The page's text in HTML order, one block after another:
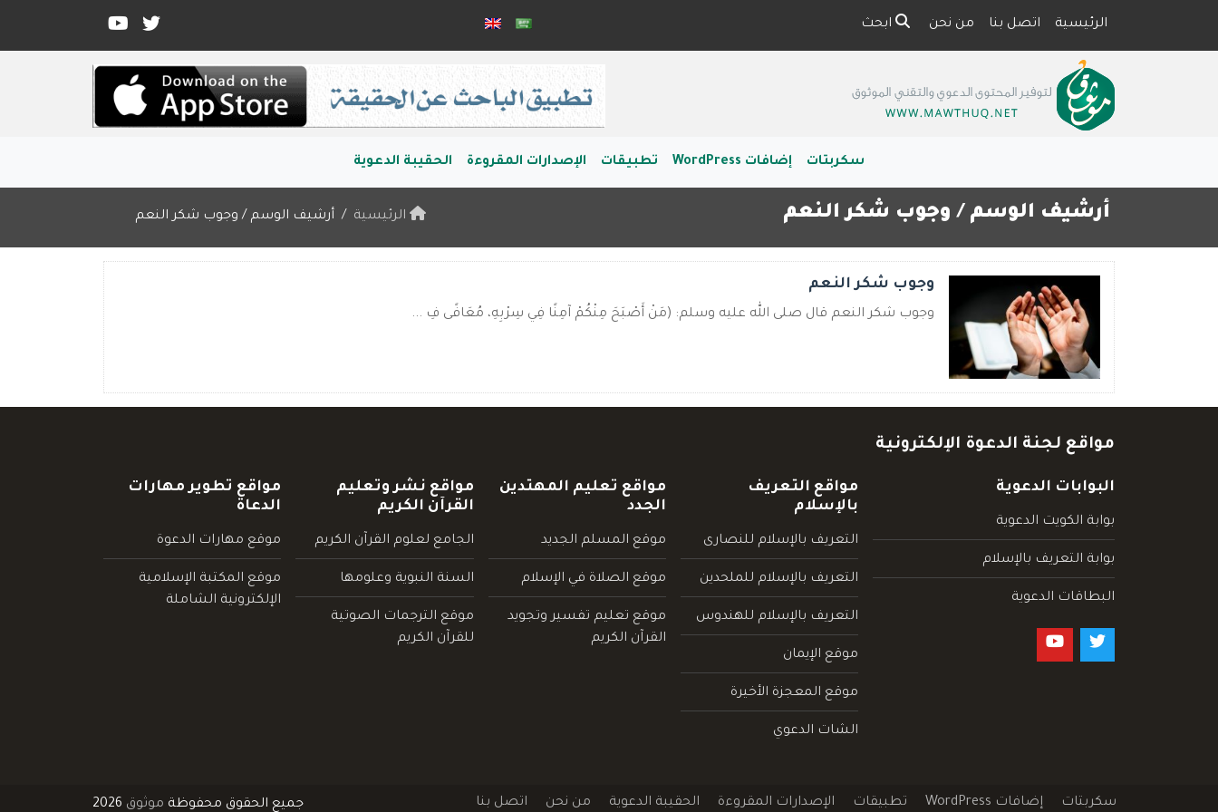
الرئيسية اتصل بنا من نحن ابحث
سكربتات إضافات WordPress تطبيقات الإصدارات المقروءة الحقيبة الدعوية
أرشيف الوسم / وجوب شكر النعم الرئيسية أرشيف الوسم / وجوب شكر النعم
وجوب شكر النعم
وجوب شكر النعم قال صلى الله عليه وسلم: (مَنْ أَصْبَحَ مِنْكُمْ آمِنًا فِي سِرْبِهِ، مُعَافًى فِ ...
مواقع لجنة الدعوة الإلكترونية
البوابات الدعوية
بوابة الكويت الدعوية
بوابة التعريف بالإسلام
البطاقات الدعوية
مواقع التعريف
بالإسلام
التعريف بالإسلام للنصارى
التعريف بالإسلام للملحدين
التعريف بالإسلام للهندوس
موقع الإيمان
موقع المعجزة الأخيرة
الشات الدعوي
مواقع تعليم المهتدين
الجدد
موقع المسلم الجديد
موقع الصلاة في الإسلام
موقع تعليم تفسير وتجويد
القرآن الكريم
مواقع نشر وتعليم
القرآن الكريم
الجامع لعلوم القرآن الكريم
السنة النبوية وعلومها
موقع الترجمات الصوتية
للقرآن الكريم
مواقع تطوير مهارات
الدعاة
موقع مهارات الدعوة
موقع المكتبة الإسلامية
الإلكترونية الشاملة
سكربتات إضافات WordPress تطبيقات الإصدارات المقروءة الحقيبة الدعوية من نحن اتصل بنا جميع الحقوق محفوظة موثوق